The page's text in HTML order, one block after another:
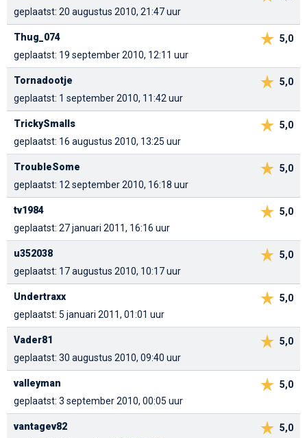
geplaatst: 20 augustus 2010, 21:47 uur
5,0
Thug_074
geplaatst: 19 september 2010, 12:11 uur
5,0
Tornadootje
geplaatst: 1 september 2010, 11:42 uur
5,0
TrickySmalls
geplaatst: 16 augustus 2010, 13:25 uur
5,0
TroubleSome
geplaatst: 12 september 2010, 16:18 uur
5,0
tv1984
geplaatst: 27 januari 2011, 16:16 uur
5,0
u352038
geplaatst: 17 augustus 2010, 10:17 uur
5,0
Undertraxx
geplaatst: 5 januari 2011, 01:01 uur
5,0
Vader81
geplaatst: 30 augustus 2010, 09:40 uur
5,0
valleyman
geplaatst: 3 september 2010, 00:05 uur
5,0
vantagev82